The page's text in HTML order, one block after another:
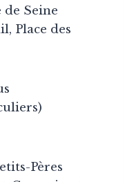
de Seine
Place des
Pères